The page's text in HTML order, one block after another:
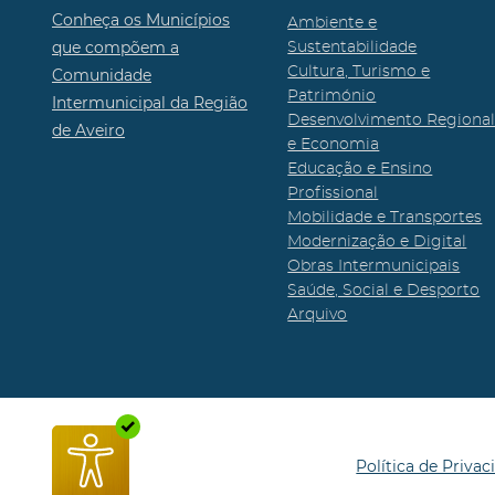
Conheça os Municípios
que compõem a
Comunidade
Intermunicipal da Região
de Aveiro
Ambiente e
Sustentabilidade
Cultura, Turismo e
Património
Desenvolvimento Regional
e Economia
Educação e Ensino
Profissional
Mobilidade e Transportes
Modernização e Digital
Obras Intermunicipais
Saúde, Social e Desporto
Arquivo
Política de